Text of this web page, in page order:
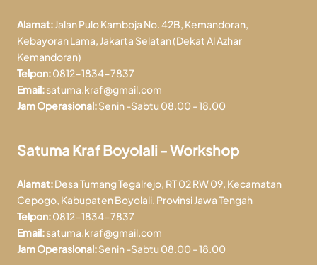
Alamat: Jalan Pulo Kamboja No. 42B, Kemandoran,
Kebayoran Lama, Jakarta Selatan (Dekat Al Azhar
Kemandoran)
Telpon:0812-1834-7837
Email:satuma.kraf@gmail.com
Jam Operasional:Senin -Sabtu 08.00 - 18.00
Satuma Kraf Boyolali - Workshop
Alamat:Desa Tumang Tegalrejo, RT 02 RW 09, Kecamatan
Cepogo, Kabupaten Boyolali, Provinsi Jawa Tengah
Telpon:0812-1834-7837
Email:satuma.kraf@gmail.com
Jam Operasional:Senin -Sabtu 08.00 - 18.00